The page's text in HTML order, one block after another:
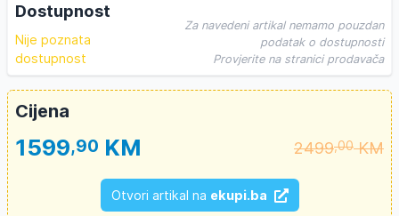
Dostupnost
Nije poznata
dostupnost
Za navedeni artikal nemamo pouzdan
podatak o dostupnosti
Provjerite na stranici prodavača
Cijena
1599,90 KM 2499,00KM
Otvori artikal na ekupi.ba